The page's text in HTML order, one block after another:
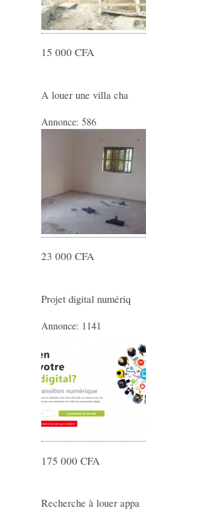
15 000 CFA
A louer une villa cha
Annonce:586
23 000 CFA
Projet digital numériq
Annonce: 1141
175 000 CFA
Recherche à louer appa